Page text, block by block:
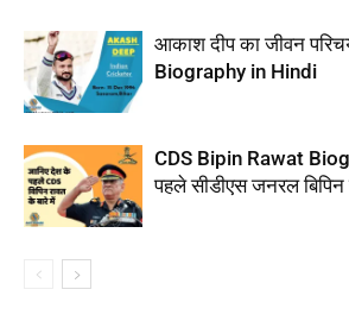
आकाश दीप का जीवन
Biography in Hindi
CDS Bipin Rawat
पहले सीडीएस जनरल बिपिन